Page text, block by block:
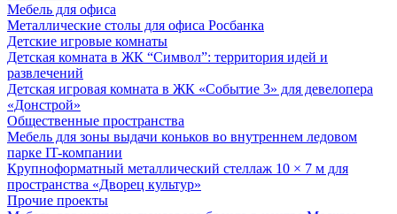
Мебель для офиса
Металлические столы для офиса Росбанка
Детские игровые комнаты
Детская комната в ЖК “Символ”: территория идей и
развлечений
Детская игровая комната в ЖК «Событие 3» для девелопера
«Донстрой»
Общественные пространства
Мебель для зоны выдачи коньков во внутреннем ледовом
парке IT-компании
Крупноформатный металлический стеллаж 10 × 7 м для
пространства «Дворец культур»
Прочие проекты